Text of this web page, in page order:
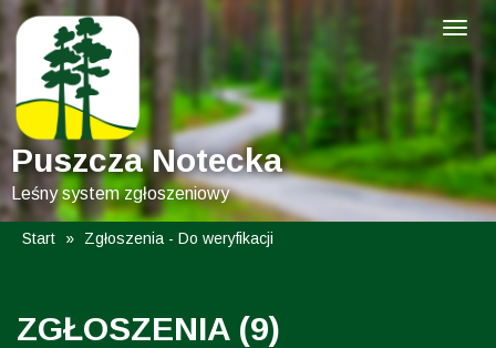
Puszcza Notecka
Leśny system zgłoszeniowy
Start » Zgłoszenia - Do weryfikacji
ZGŁOSZENIA (9)